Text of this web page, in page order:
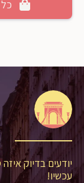
יודעים בדיוק
עכשיו!